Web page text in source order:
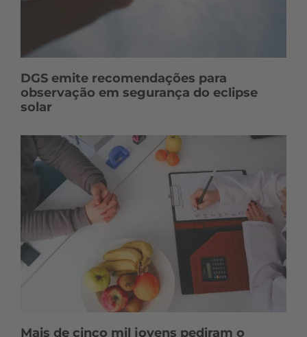
DGS emite recomendações para
observação em segurança do eclipse
solar
Mais de cinco mil jovens pediram o